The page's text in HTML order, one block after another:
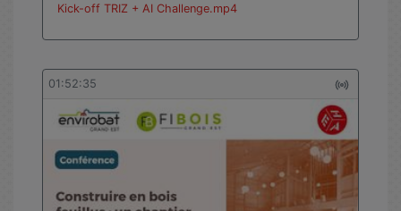
Kick-off TRIZ + AI Challenge.mp4
01:52:35